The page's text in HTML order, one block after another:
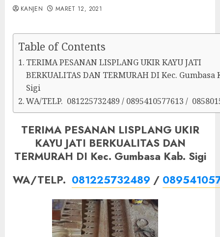
KANJEN MARET 12, 2021
Table of Contents
TERIMA PESANAN LISPLANG UKIR KAYU JATI
BERKUALITAS DAN TERMURAH DI Kec. Gumbasa
Sigi
WA/TELP. 081225732489 / 0895410577613 /
TERIMA PESANAN LISPLANG UKIR
KAYU JATI BERKUALITAS DAN
TERMURAH DI Kec. Gumbasa Kab. Sigi
WA/TELP. 081225732489 /